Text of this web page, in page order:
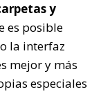
y
es posible
la interfaz
mejor y más
especiales